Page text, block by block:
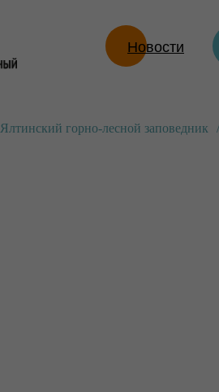
Новости
Ялтинский горно-лесной заповедник /